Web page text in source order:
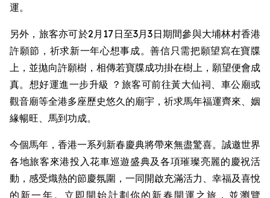
運。
另外，旅客亦可於2月17日至3月3日期間參與大埔林村香港
許願節，祈求新一年心想事成。善信只需把願望寫在寶牒
上，並拋向許願樹，相傳若寶牒成功掛在樹上，願望便會成
真。想好運進一步升級 ？旅客可前往黃大仙祠、車公廟或
觀音廟等全港多座歷史悠久的廟宇，祈求馬年福運齊來、姻
緣暢旺、馬到功成。
今個馬年，香港一系列新春慶典將帶來無盡驚喜。誠邀世界
各地旅客來港投入花車巡遊盛典及各項璀璨亮麗的慶祝活
動，感受熾熱的節慶氛圍，一同開啟充滿活力、幸福及喜悅
的新一年。立即開始計劃你的新春開運之旅，並瀏覽